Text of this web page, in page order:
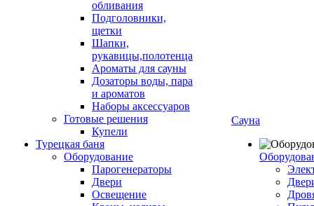
обливания
Подголовники,
щетки
Шапки,
рукавицы,полотенца
Ароматы для сауны
Дозаторы воды, пара
и ароматов
Наборы аксессуаров
Готовые решения
Купели
Турецкая баня
Оборудование
Парогенераторы
Двери
Освещение
Сауна